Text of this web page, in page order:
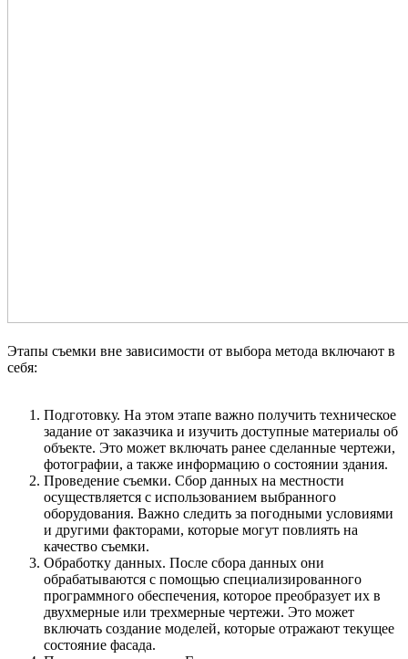
Этапы съемки вне зависимости от выбора метода включают в
себя:
Подготовку. На этом этапе важно получить техническое
задание от заказчика и изучить доступные материалы об
объекте. Это может включать ранее сделанные чертежи,
фотографии, а также информацию о состоянии здания.
Проведение съемки. Сбор данных на местности
осуществляется с использованием выбранного
оборудования. Важно следить за погодными условиями
и другими факторами, которые могут повлиять на
качество съемки.
Обработку данных. После сбора данных они
обрабатываются с помощью специализированного
программного обеспечения, которое преобразует их в
двухмерные или трехмерные чертежи. Это может
включать создание моделей, которые отражают текущее
состояние фасада.